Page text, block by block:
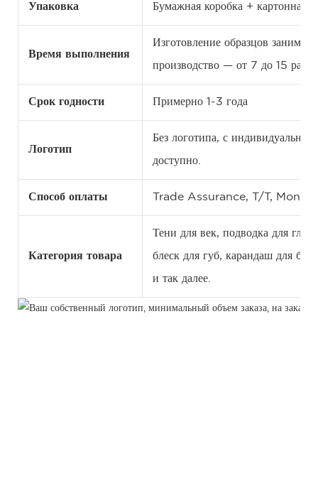
Упаковка Бумажная коробка + картонная
Время выполнения
Изготовление образцов
производство — от 7 до 15
Срок годности Примерно 1-3 года
Логотип
Без логотипа, с
доступно.
Способ оплаты Trade Assurance, T/T,
Категория товара
Тени для век, подводка для
блеск для губ, карандаш для
и так далее.